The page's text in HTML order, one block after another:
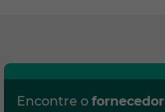
Encontre o fornecedor